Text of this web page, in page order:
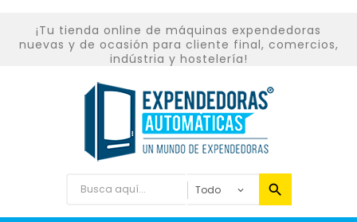
¡Tu tienda online de máquinas expendedoras
nuevas y de ocasión para cliente final, comercios,
indústria y hostelería!